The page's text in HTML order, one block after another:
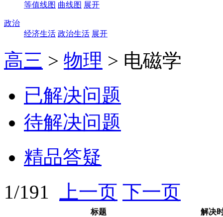
等值线图 曲线图 展开
政治
经济生活 政治生活 展开
高三 > 物理 > 电磁学
已解决问题
待解决问题
精品答疑
1/191
上一页 下一页
标题
解决